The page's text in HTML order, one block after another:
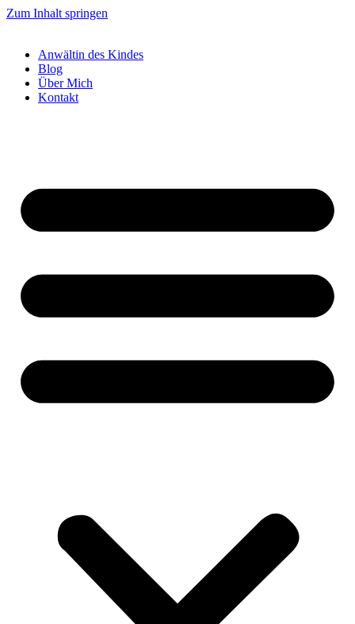
Zum Inhalt springen
Anwältin des Kindes
Blog
Über Mich
Kontakt